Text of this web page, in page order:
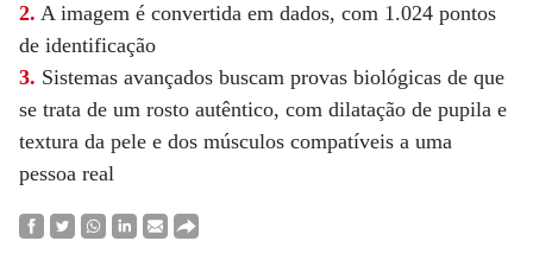
2. A imagem é convertida em dados, com 1.024 pontos
de identificação
3. Sistemas avançados buscam provas biológicas de que
se trata de um rosto autêntico, com dilatação de pupila e
textura da pele e dos músculos compatíveis a uma
pessoa real